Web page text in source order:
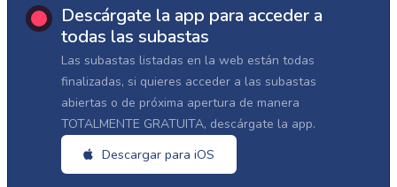
Descárgate la app para acceder a
todas las subastas
Las subastas listadas en la web están todas
finalizadas, si quieres acceder a las subastas
abiertas o de próxima apertura de manera
TOTALMENTE GRATUITA, descárgate la app.
Descargar para iOS